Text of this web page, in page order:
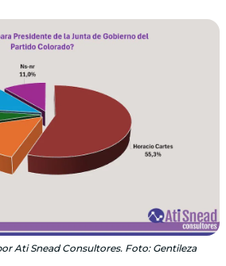
Ati Snead Consultores. Foto: Gentileza